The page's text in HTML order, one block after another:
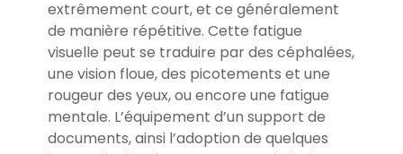
extrêmement court, et ce généralement
de manière répétitive. Cette fatigue
visuelle peut se traduire par des céphalées,
une vision floue, des picotements et une
rougeur des yeux, ou encore une fatigue
mentale. L’équipement d’un support de
documents, ainsi l’adoption de quelques